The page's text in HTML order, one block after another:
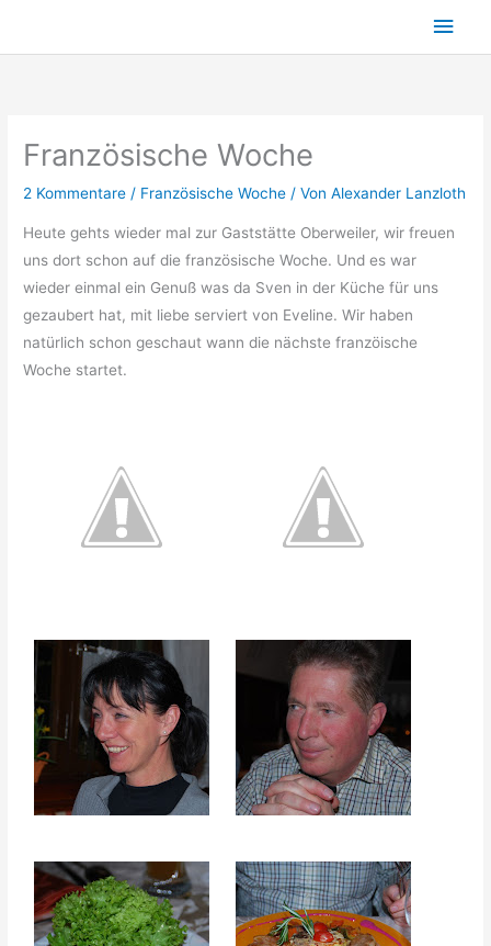
Französische Woche
2 Kommentare / Französische Woche / VonAlexander Lanzloth
Heute gehts wieder mal zur Gaststätte Oberweiler, wir freuen
uns dort schon auf die französische Woche. Und es war
wieder einmal ein Genuß was da Sven in der Küche für uns
gezaubert hat, mit liebe serviert von Eveline. Wir haben
natürlich schon geschaut wann die nächste franzöische
Woche startet.